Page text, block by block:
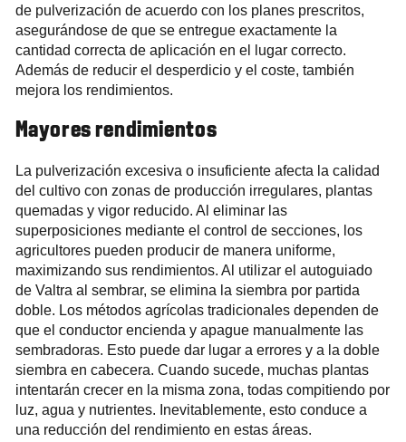
de pulverización de acuerdo con los planes prescritos,
asegurándose de que se entregue exactamente la
cantidad correcta de aplicación en el lugar correcto.
Además de reducir el desperdicio y el coste, también
mejora los rendimientos.
Mayores rendimientos
La pulverización excesiva o insuficiente afecta la calidad
del cultivo con zonas de producción irregulares, plantas
quemadas y vigor reducido. Al eliminar las
superposiciones mediante el control de secciones, los
agricultores pueden producir de manera uniforme,
maximizando sus rendimientos. Al utilizar el autoguiado
de Valtra al sembrar, se elimina la siembra por partida
doble. Los métodos agrícolas tradicionales dependen de
que el conductor encienda y apague manualmente las
sembradoras. Esto puede dar lugar a errores y a la doble
siembra en cabecera. Cuando sucede, muchas plantas
intentarán crecer en la misma zona, todas compitiendo por
luz, agua y nutrientes. Inevitablemente, esto conduce a
una reducción del rendimiento en estas áreas.